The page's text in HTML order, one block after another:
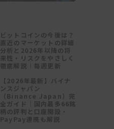
ビットコインの今後は？
直近のマーケットの詳細
分析と2026年以降の将
来性・リスクをやさしく
徹底解説｜毎週更新
【2026年最新】バイナ
ンスジャパン
（Binance Japan）完
全ガイド｜国内最多66銘
柄の評判と口座開設・
PayPay連携も解説